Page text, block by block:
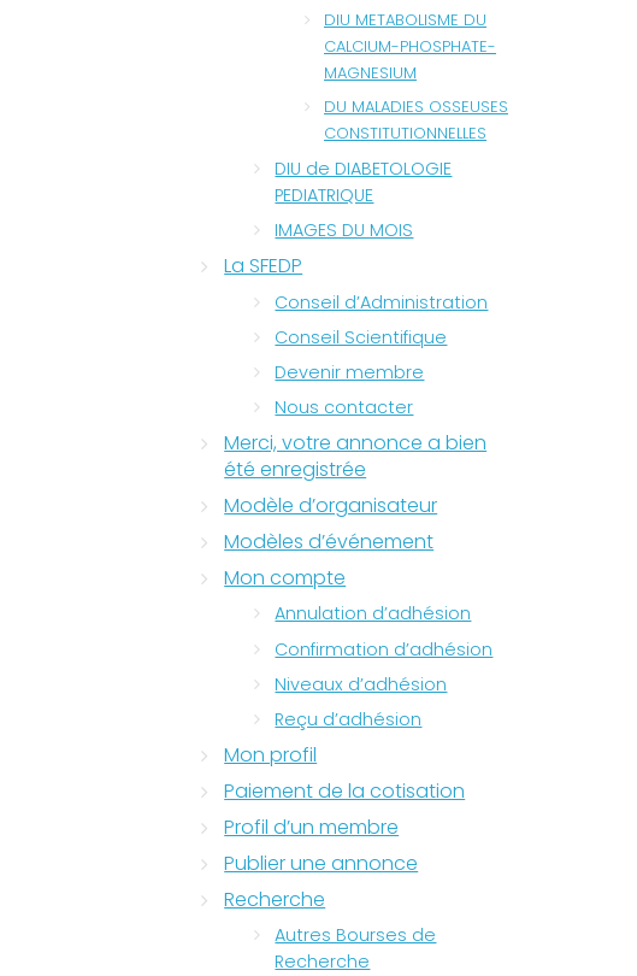
DIU METABOLISME DU
CALCIUM-PHOSPHATE-
MAGNESIUM
DU MALADIES OSSEUSES
CONSTITUTIONNELLES
DIU de DIABETOLOGIE
PEDIATRIQUE
IMAGES DU MOIS
La SFEDP
Conseil d’Administration
Conseil Scientifique
Devenir membre
Nous contacter
Merci, votre annonce a bien
été enregistrée
Modèle d’organisateur
Modèles d’événement
Mon compte
Annulation d’adhésion
Confirmation d’adhésion
Niveaux d’adhésion
Reçu d’adhésion
Mon profil
Paiement de la cotisation
Profil d’un membre
Publier une annonce
Recherche
Autres Bourses de
Recherche